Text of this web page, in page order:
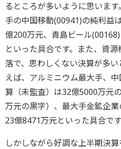
るところが多いように思いま
手の中国移動(00941)の純利益
億200万元、青島ビール
といった具合です。また、資
落で、思わしくない決算が多
えば、アルミニウム最大手、
算（未監査）は32億5000万元
万元の黒字）、最大手金鉱企
23億8471万元といった具合です
しかしながら好調な上半期決